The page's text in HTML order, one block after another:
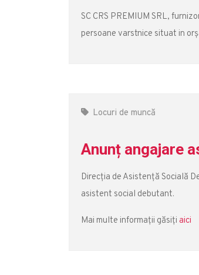
SC CRS PREMIUM SRL,
persoane varstnice situat in
Locuri de muncă
Anunț angajare
Direcţia de Asistență Socială
asistent social debutant.
Mai multe informații găsiți aici